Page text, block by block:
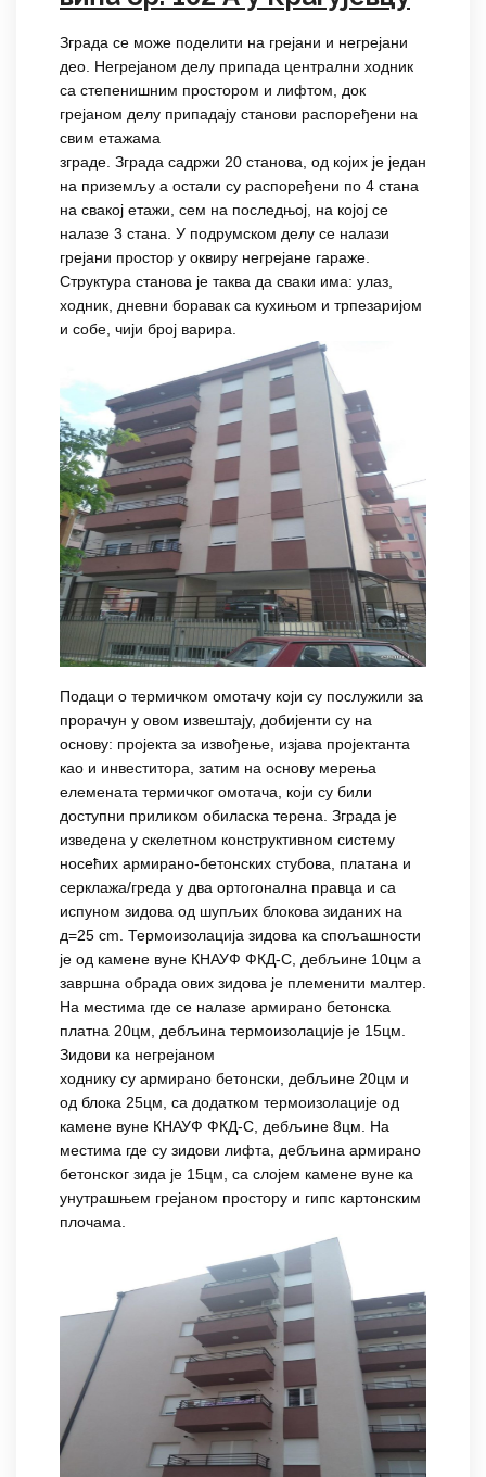
Зграда се може поделити на грејани и негрејани
део. Негрејаном делу припада централни ходник
са степенишним простором и лифтом, док
грејаном делу припадају станови распоређени на
свим етажама
зграде. Зграда садржи 20 станова, од којих је један
на приземљу а остали су распоређени по 4 стана
на свакој етажи, сем на последњој, на којој се
налазе 3 стана. У подрумском делу се налази
грејани простор у оквиру негрејане гараже.
Структура станова је таква да сваки има: улаз,
ходник, дневни боравак са кухињом и трпезаријом
и собе, чији број варира.
Подаци о термичком омотачу који су послужили за
прорачун у овом извештају, добијенти су на
основу: пројекта за извођење, изјава пројектанта
као и инвеститора, затим на основу мерења
елемената термичког омотача, који су били
доступни приликом обиласка терена. Зграда је
изведена у скелетном конструктивном систему
носећих армирано-бетонских стубова, платана и
серклажа/греда у два ортогонална правца и са
испуном зидова од шупљих блокова зиданих на
д=25 cm. Термоизолација зидова ка спољашности
је од камене вуне КНАУФ ФКД-С, дебљине 10цм а
завршна обрада ових зидова је племенити малтер.
На местима где се налазе армирано бетонска
платна 20цм, дебљина термоизолације је 15цм.
Зидови ка негрејаном
ходнику су армирано бетонски, дебљине 20цм и
од блока 25цм, са додатком термоизолације од
камене вуне КНАУФ ФКД-С, дебљине 8цм. На
местима где су зидови лифта, дебљина армирано
бетонског зида је 15цм, са слојем камене вуне ка
унутрашњем грејаном простору и гипс картонским
плочама.